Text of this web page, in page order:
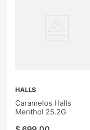
HALLS
Caramelos Halls
Menthol 25.2G